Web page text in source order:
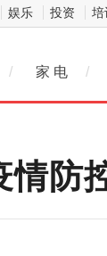
娱乐 投资 培
/ 家 电 /
防